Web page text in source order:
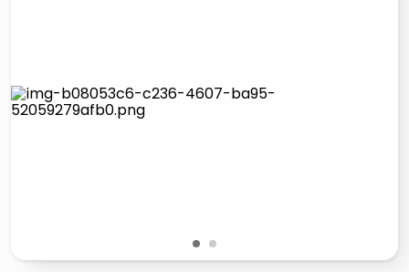
pattumiera raccolta differenziata
1 2